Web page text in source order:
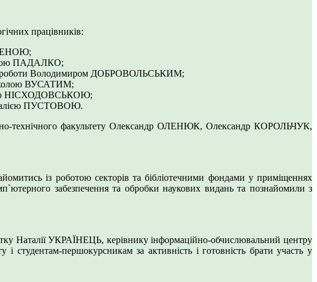
працівників:
ПАДАЛКО;
роботи Володимиром ДОБРОВОЛЬСЬКИМ;
ВУСАТИМ;
НІСХОДОВСЬКОЮ;
ПУСТОВОЮ.
технічного факультету Олександр ОЛЕНЮК, Олександр КОРОЛЬЧУК,
із роботою секторів та бібліотечними фондами у приміщеннях
забезпечення та обробки наукових видань та познайомили з
Наталії УКРАЇНЕЦЬ, керівнику інформаційно-обчислювальний центру
першокурсникам за активність і готовність брати участь у